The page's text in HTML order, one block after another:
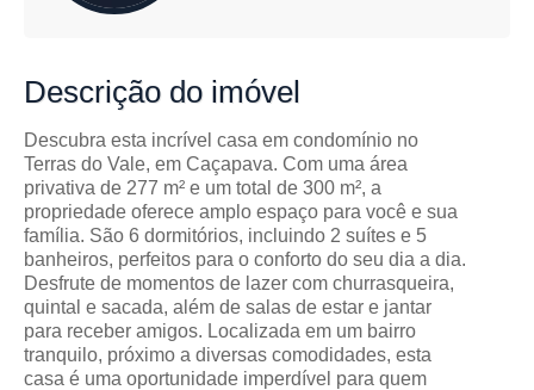
Descrição do imóvel
Descubra esta incrível casa em condomínio no
Terras do Vale, em Caçapava. Com uma área
privativa de 277 m² e um total de 300 m², a
propriedade oferece amplo espaço para você e sua
família. São 6 dormitórios, incluindo 2 suítes e 5
banheiros, perfeitos para o conforto do seu dia a dia.
Desfrute de momentos de lazer com churrasqueira,
quintal e sacada, além de salas de estar e jantar
para receber amigos. Localizada em um bairro
tranquilo, próximo a diversas comodidades, esta
casa é uma oportunidade imperdível para quem